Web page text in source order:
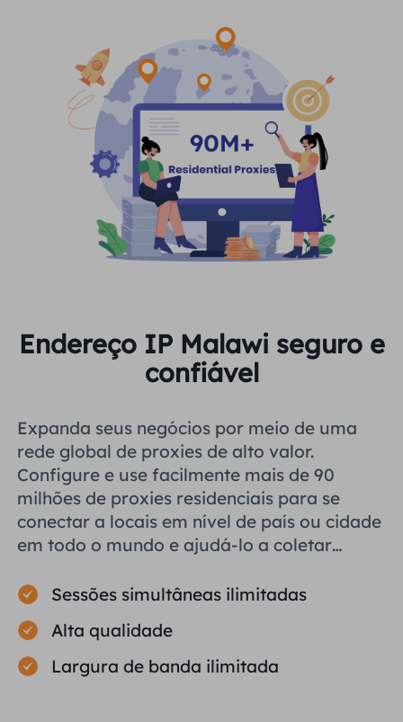
Endereço IP Malawi seguro e
confiável
Expanda seus negócios por meio de uma
rede global de proxies de alto valor.
Configure e use facilmente mais de 90
milhões de proxies residenciais para se
conectar a locais em nível de país ou cidade
em todo o mundo e ajudá-lo a coletar
Sessões simultâneas ilimitadas
Alta qualidade
Largura de banda ilimitada